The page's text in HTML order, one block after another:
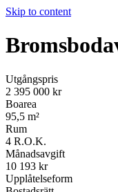
Skip to content
Utgångspris
2 395 000 kr
Boarea
95,5 m²
Rum
4 R.O.K.
Månadsavgift
10 193 kr
Upplåtelseform